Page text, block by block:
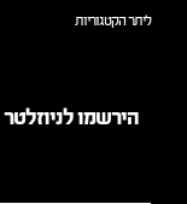
ליתר הקטגוריות
הירשמו